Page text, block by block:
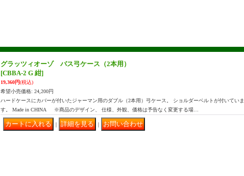
グラッツィオーゾ バス弓ケース（2本用）
[CBBA-2 G 紺]
19,360円(税込)
希望小売価格: 24,200円
ハードケースにカバーが付いたジャーマン用のダブル（2本用）弓ケース。 ショルダーベルトが付いていま
す。 Made in CHINA ※商品のデザイン、 仕様、外観、価格は予告なく変更する場…
｜ ｜